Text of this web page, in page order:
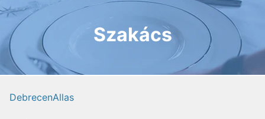
Szakács
DebrecenAllas